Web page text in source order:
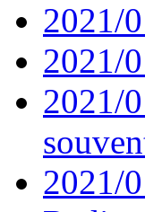
2021/
2021/
2021/
2021/